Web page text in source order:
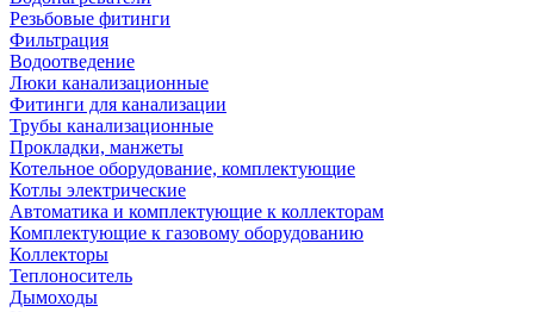
Резьбовые фитинги
Фильтрация
Водоотведение
Люки канализационные
Фитинги для канализации
Трубы канализационные
Прокладки, манжеты
Котельное оборудование, комплектующие
Котлы электрические
Автоматика и комплектующие к коллекторам
Комплектующие к газовому оборудованию
Коллекторы
Теплоноситель
Дымоходы